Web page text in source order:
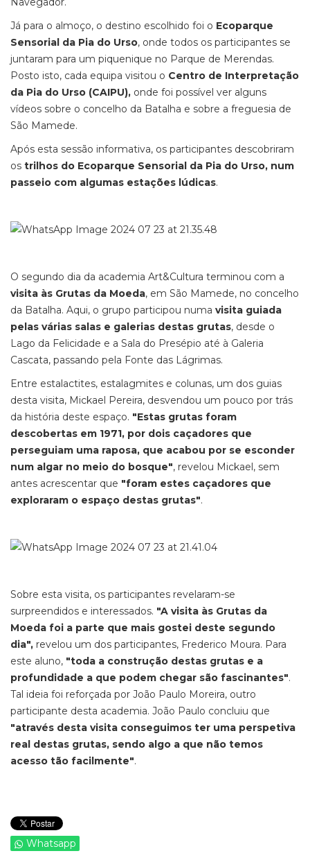
Já para o almoço, o destino escolhido foi o Ecoparque
Sensorial da Pia do Urso, onde todos os participantes se
juntaram para um piquenique no Parque de Merendas.
Posto isto, cada equipa visitou o Centro de Interpretação
da Pia do Urso (CAIPU), onde foi possível ver alguns
vídeos sobre o concelho da Batalha e sobre a freguesia de
São Mamede.
Após esta sessão informativa, os participantes descobriram
os trilhos do Ecoparque Sensorial da Pia do Urso, num
passeio com algumas estações lúdicas.
O segundo dia da academia Art&Cultura terminou com a
visita às Grutas da Moeda, em São Mamede, no concelho
da Batalha. Aqui, o grupo participou numa visita guiada
pelas várias salas e galerias destas grutas, desde o
Lago da Felicidade e a Sala do Presépio até à Galeria
Cascata, passando pela Fonte das Lágrimas.
Entre estalactites, estalagmites e colunas, um dos guias
desta visita, Mickael Pereira, desvendou um pouco por trás
da história deste espaço. "Estas grutas foram
descobertas em 1971, por dois caçadores que
perseguiam uma raposa, que acabou por se esconder
num algar no meio do bosque", revelou Mickael, sem
antes acrescentar que "foram estes caçadores que
exploraram o espaço destas grutas".
Sobre esta visita, os participantes revelaram-se
surpreendidos e interessados. "A visita às Grutas da
Moeda foi a parte que mais gostei deste segundo
dia", revelou um dos participantes, Frederico Moura. Para
este aluno, "toda a construção destas grutas e a
profundidade a que podem chegar são fascinantes".
Tal ideia foi reforçada por João Paulo Moreira, outro
participante desta academia. João Paulo concluiu que
"através desta visita conseguimos ter uma perspetiva
real destas grutas, sendo algo a que não temos
acesso tão facilmente".
Whatsapp